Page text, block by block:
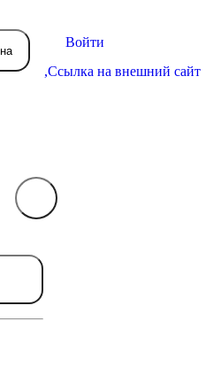
Войти
,Ссылка на внешний сайт